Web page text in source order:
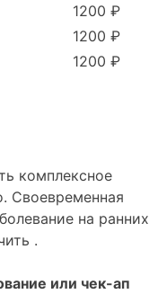
1200 ₽
1200 ₽
1200 ₽
комплексное
Своевременная
на ранних
.
или чек-ап